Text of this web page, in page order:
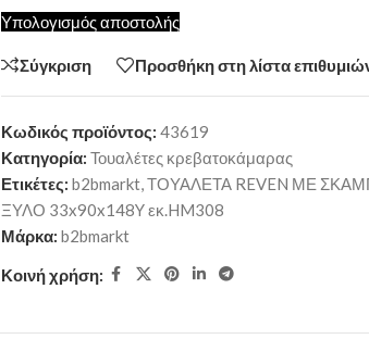
Υπολογισμός αποστολής
Σύγκριση Προσθήκη στη λίστα
Κωδικός προϊόντος: 43619
Κατηγορία: Τουαλέτες κρεβατοκάμαρας
Ετικέτες: b2bmarkt,ΤΟΥΑΛΕΤΑ REVEN ΜΕ
ΞΥΛΟ 33x90x148Y εκ.HM308
Μάρκα: b2bmarkt
Κοινή χρήση: